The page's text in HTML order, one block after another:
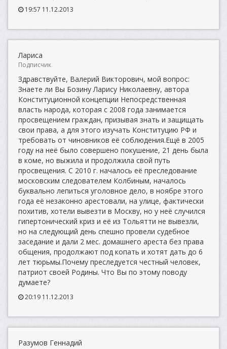
19:57 11.12.2013
Лариса
Подписчик
Здравствуйте, Валерий Викторович, мой вопрос:
Знаете ли Вы Бозину Ларису Николаевну, автора
Конституционной концепции Непосредственная
власть народа, которая с 2008 года занимается
просвещением граждан, призывая знать и защищать
свои права, а для этого изучать Конституцию РФ и
требовать от чиновников её соблюдения.Ещё в 2005
году на неё было совершено покушение, 21 день была
в коме, но выжила и продолжила свой путь
просвещения. С 2010 г. началось её преследование
московским следователем Колбиным, началось
буквально лепиться уголовное дело, в ноябре этого
года её незаконно арестовали, на улице, фактически
похитив, хотели вывезти в Москву, но у неё случился
гипертонический криз и её из Тольятти не вывезли,
но на следующий день спешно провели судебное
заседание и дали 2 мес. домашнего ареста без права
общения, продолжают под копать и хотят дать до 6
лет тюрьмы.Почему преследуется честный человек,
патриот своей Родины. Что Вы по этому поводу
думаете?
20:19 11.12.2013
Разумов Геннадий